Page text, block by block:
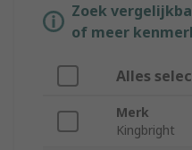
Zoek
of meer
Alles
Merk
Kingbright